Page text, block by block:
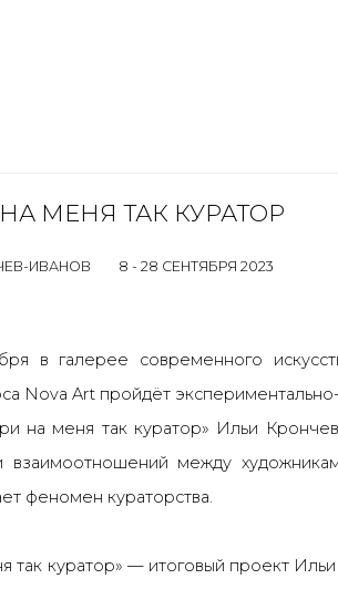
МЕНЯ ТАК КУРАТОР
ИВАНОВ 8 - 28 СЕНТЯБРЯ 2023
в галерее современного
Nova Art пройдёт
на меня так куратор» Ильи
взаимоотношений между
феномен кураторства.
так куратор» — итоговый проект